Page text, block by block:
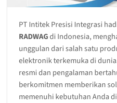
PT Intitek Presisi Integrasi
RADWAGdi Indonesia,
unggulan dari salah satu
elektronik terkemuka di
resmi dan pengalaman
berkomitmen memberikan
memenuhi kebutuhan Anda